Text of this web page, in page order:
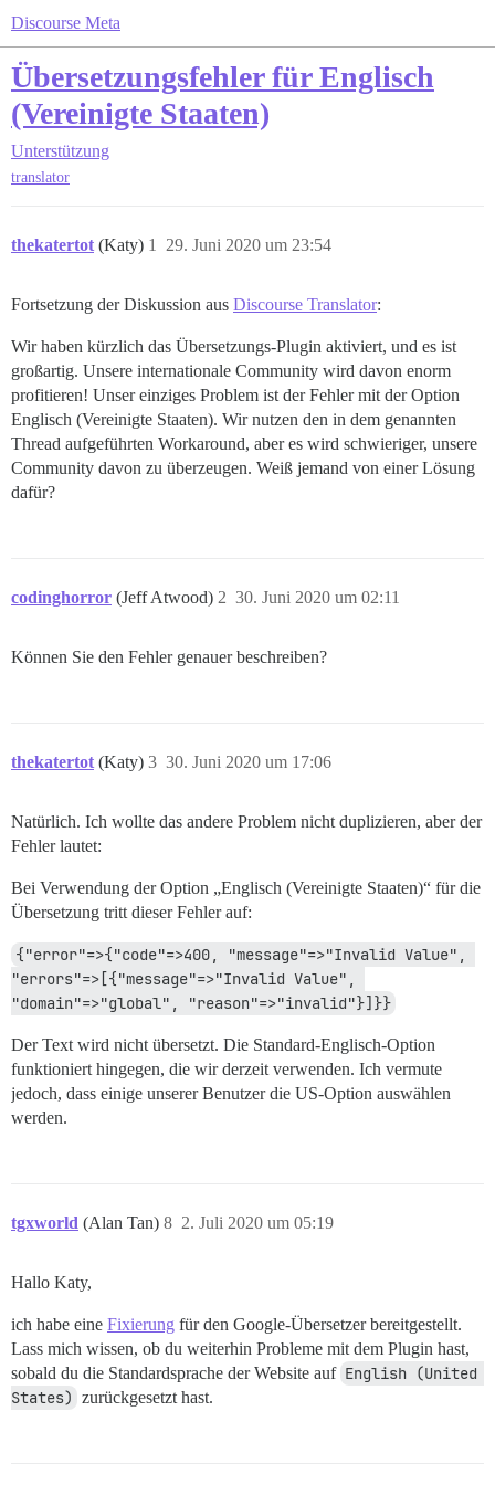
Discourse Meta
Übersetzungsfehler für Englisch
(Vereinigte Staaten)
Unterstützung
translator
thekatertot (Katy) 29. Juni 2020 um 23:54
1
Fortsetzung der Diskussion aus Discourse Translator:
Wir haben kürzlich das Übersetzungs-Plugin aktiviert, und es ist
großartig. Unsere internationale Community wird davon enorm
profitieren! Unser einziges Problem ist der Fehler mit der Option
Englisch (Vereinigte Staaten). Wir nutzen den in dem genannten
Thread aufgeführten Workaround, aber es wird schwieriger, unsere
Community davon zu überzeugen. Weiß jemand von einer Lösung
dafür?
codinghorror (Jeff Atwood) 30. Juni 2020 um 02:11
2
Können Sie den Fehler genauer beschreiben?
thekatertot (Katy) 30. Juni 2020 um 17:06
3
Natürlich. Ich wollte das andere Problem nicht duplizieren, aber der
Fehler lautet:
Bei Verwendung der Option „Englisch (Vereinigte Staaten)“ für die
Übersetzung tritt dieser Fehler auf:
{"error"=>{"code"=>400, "message"=>"Invalid Value",
"errors"=>[{"message"=>"Invalid Value",
"domain"=>"global", "reason"=>"invalid"}]}}
Der Text wird nicht übersetzt. Die Standard-Englisch-Option
funktioniert hingegen, die wir derzeit verwenden. Ich vermute
jedoch, dass einige unserer Benutzer die US-Option auswählen
werden.
tgxworld (Alan Tan) 2. Juli 2020 um 05:19
8
Hallo Katy,
ich habe eine Fixierung für den Google-Übersetzer bereitgestellt.
Lass mich wissen, ob du weiterhin Probleme mit dem Plugin hast,
sobald du die Standardsprache der Website auf English (United
States) zurückgesetzt hast.